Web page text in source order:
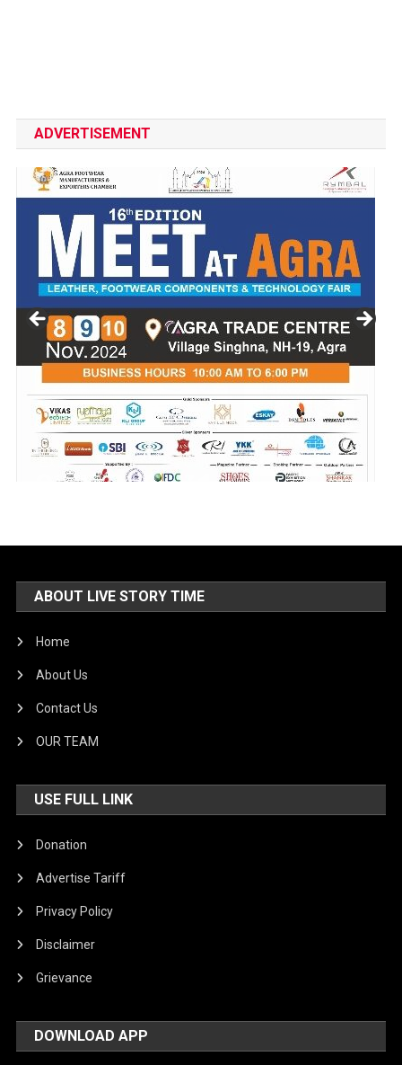
ADVERTISEMENT
ABOUT LIVE STORY TIME
Home
About Us
Contact Us
OUR TEAM
USE FULL LINK
Donation
Advertise Tariff
Privacy Policy
Disclaimer
Grievance
DOWNLOAD APP